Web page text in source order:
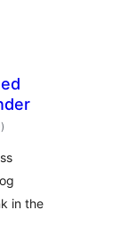
total
de
)
in the